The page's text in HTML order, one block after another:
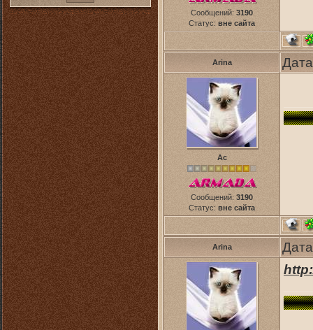
Сообщений: 3190
Статус: вне сайта
Arina
Ас
Сообщений: 3190
Статус: вне сайта
Arina